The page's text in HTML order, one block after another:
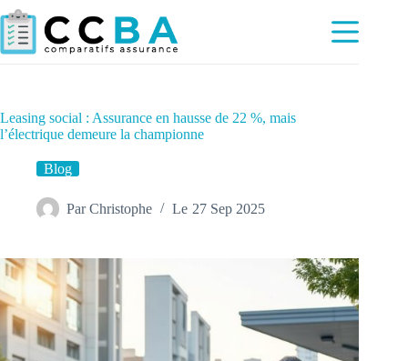
Passer
au
contenu
Leasing social : Assurance en hausse de 22 %, mais
l’électrique demeure la championne
Blog
Par Christophe Le 27 Sep 2025